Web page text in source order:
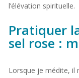
l’élévation spirituelle.
Pratiquer
sel rose :
Lorsque je médite, il